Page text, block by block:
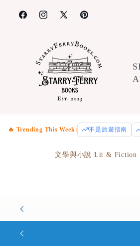
Skip to
content
FacebookInstagram
X
Pinterest
off Year Round and Free Shipping for
🔥 Trending This Week: 不是旅遊指南
文學與小說 Lit & Fiction